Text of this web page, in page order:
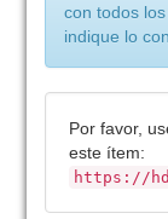
con todos
indique lo
Por favor,
este ítem:
https://